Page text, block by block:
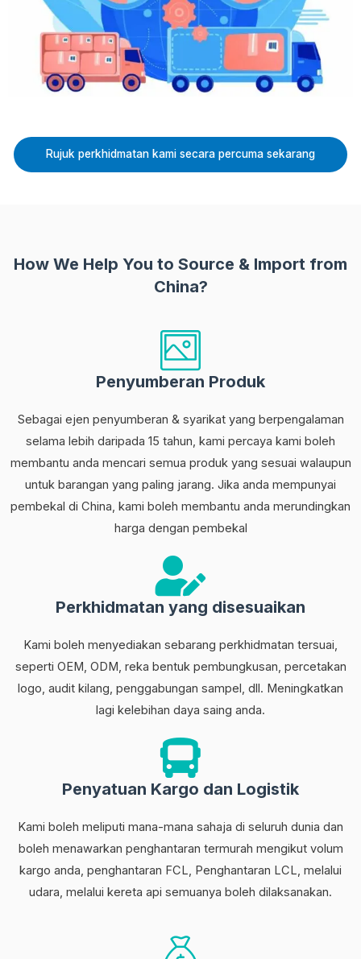
Rujuk perkhidmatan kami secara percuma sekarang
How We Help You to Source & Import from
China?
Penyumberan Produk
Sebagai ejen penyumberan & syarikat yang berpengalaman
selama lebih daripada 15 tahun, kami percaya kami boleh
membantu anda mencari semua produk yang sesuai walaupun
untuk barangan yang paling jarang. Jika anda mempunyai
pembekal di China, kami boleh membantu anda merundingkan
harga dengan pembekal
Perkhidmatan yang disesuaikan
Kami boleh menyediakan sebarang perkhidmatan tersuai,
seperti OEM, ODM, reka bentuk pembungkusan, percetakan
logo, audit kilang, penggabungan sampel, dll. Meningkatkan
lagi kelebihan daya saing anda.
Penyatuan Kargo dan Logistik
Kami boleh meliputi mana-mana sahaja di seluruh dunia dan
boleh menawarkan penghantaran termurah mengikut volum
kargo anda, penghantaran FCL, Penghantaran LCL, melalui
udara, melalui kereta api semuanya boleh dilaksanakan.